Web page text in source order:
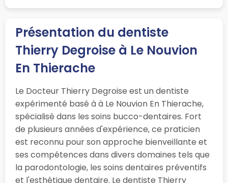
Présentation du dentiste
Thierry Degroise à Le Nouvion
En Thierache
Le Docteur Thierry Degroise est un dentiste
expérimenté basé à à Le Nouvion En Thierache,
spécialisé dans les soins bucco-dentaires. Fort
de plusieurs années d'expérience, ce praticien
est reconnu pour son approche bienveillante et
ses compétences dans divers domaines tels que
la parodontologie, les soins dentaires préventifs
et l'esthétique dentaire. Le dentiste Thierry